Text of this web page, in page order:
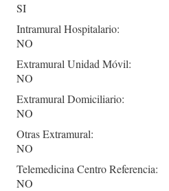
SI
Intramural Hospitalario:
NO
Extramural Unidad Móvil:
NO
Extramural Domiciliario:
NO
Otras Extramural:
NO
Telemedicina Centro Referencia:
NO